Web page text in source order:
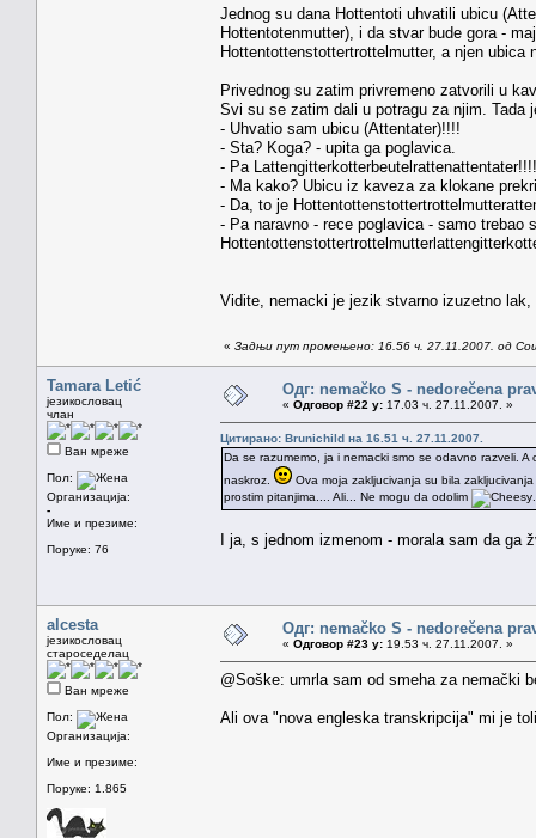
Jednog su dana Hottentoti uhvatili ubicu
Hottentotenmutter), i da stvar bude gora -
Hottentottenstottertrottelmutter, a njen ubica
Privednog su zatim privremeno zatvorili u
Svi su se zatim dali u potragu za njim. Tada
- Uhvatio sam ubicu (Attentater)!!!!
- Sta? Koga? - upita ga poglavica.
- Pa
- Ma kako? Ubicu iz kaveza za klokane
- Da, to je
- Pa naravno - rece poglavica - samo trebao
Vidite, nemacki je jezik stvarno izuzetno
« Задњи пут промењено: 16.56 ч. 27.11.2007. од
Tamara Letić
језикословац
члан
Ван мреже
Пол:
Организација:
-
Име и презиме:
Поруке: 76
Одг: nemačko S - nedorečena
« Одговор #22 у: 17.03 ч. 27.11.2007. »
Цитирано: Brunichild на 16.51 ч. 27.11.2007.
Da se razumemo, ja i nemacki smo se odavno razveli.
naskroz.
Ova moja zakljucivanja su bila
prostim pitanjima.... Ali... Ne mogu da odolim
I ja, s jednom izmenom - morala sam da ga
alcesta
језикословац
староседелац
Ван мреже
Пол:
Организација:
Име и презиме:
Поруке: 1.865
Одг: nemačko S - nedorečena
« Одговор #23 у: 19.53 ч. 27.11.2007. »
@Soške: umrla sam od smeha za nemački
Ali ova "nova engleska transkripcija" mi je